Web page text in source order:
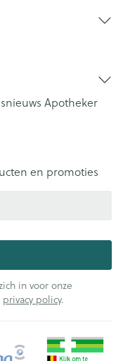
Apotheker
en promoties
in voor onze
privacy policy.